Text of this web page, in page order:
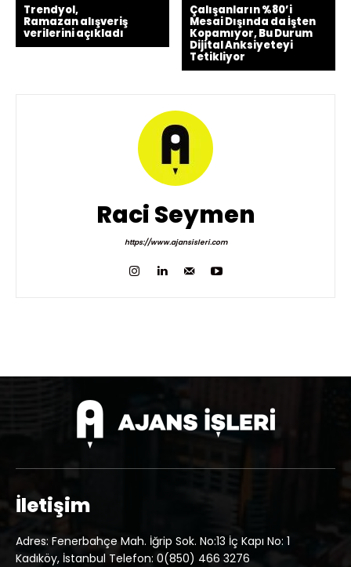
Trendyol,
Ramazan alışveriş
verilerini açıkladı
Çalışanların %80’i
Mesai Dışında da İşten
Kopamıyor, Bu Durum
Dijital Anksiyeteyi
Tetikliyor
Raci Seymen
https://www.ajansisleri.com
İletişim
Adres: Fenerbahçe Mah. İğrip Sok. No:13 İç Kapı No: 1
Kadıköy, İstanbul Telefon: 0(850) 466 3276